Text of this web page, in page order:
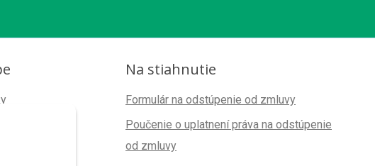
Na stiahnutie
Formulár na odstúpenie od zmluvy
Poučenie o uplatnení práva na odstúpenie
od zmluvy